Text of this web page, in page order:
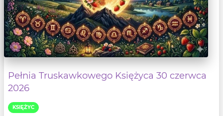
Pełnia Truskawkowego Księżyca 30 czerwca
2026
KSIĘŻYC